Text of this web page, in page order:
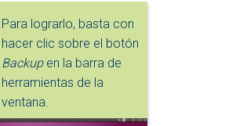
Para lograrlo, basta con
hacer clic sobre el botón
Backupen la barra de
herramientas de la
ventana.